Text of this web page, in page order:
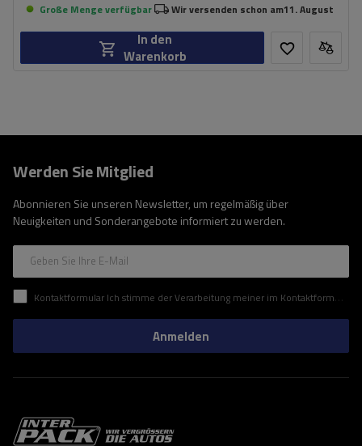
Große Menge verfügbar Wir versenden schon am11. August
In den
Warenkorb
Werden Sie Mitglied
Abonnieren Sie unseren Newsletter, um regelmäßig über
Neuigkeiten und Sonderangebote informiert zu werden.
Geben Sie Ihre E-Mail
Kontaktformular Ich stimme der Verarbeitung meiner im Kontaktformular enthaltenen personenbezogenen Daten gemäß der Verordnung (EU) des Europäischen Parlaments und des Rates zu.
Anmelden